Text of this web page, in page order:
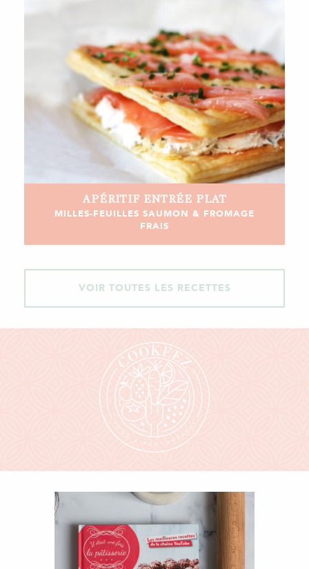
APÉRITIF ENTRÉE PLAT
MILLES-FEUILLES SAUMON & FROMAGE
FRAIS
VOIR TOUTES LES RECETTES